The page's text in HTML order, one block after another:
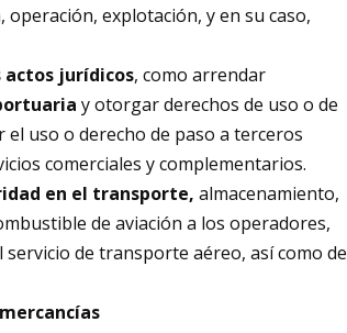
explotación, y en su caso,
actos jurídicos, como arrendar
y otorgar derechos de uso o de
uso o derecho de paso a terceros
comerciales y complementarios.
en el transporte, almacenamiento,
de aviación a los operadores,
de transporte aéreo, así como de